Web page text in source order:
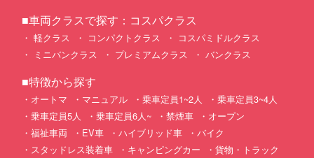
■車両クラスで探す：コスパクラス
軽クラス コンパクトクラス
コスパミドルクラス
ミニバンクラス
プレミアムクラス バンクラス
■特徴から探す
オートマ マニュアル 乗車定員1~2人
乗車定員3~4人
乗車定員5人
乗車定員6人~ 禁煙車
オープン
福祉車両
EV車 ハイブリッド車
バイク
スタッドレス装着車
キャンピングカー 貨物・トラック